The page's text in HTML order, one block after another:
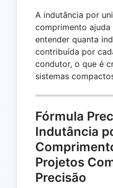
A indutância por
comprimento ajuda
entender quanta
contribuída por
condutor, o que é
sistemas
Fórmula
Indutância
Projetos
Precisão